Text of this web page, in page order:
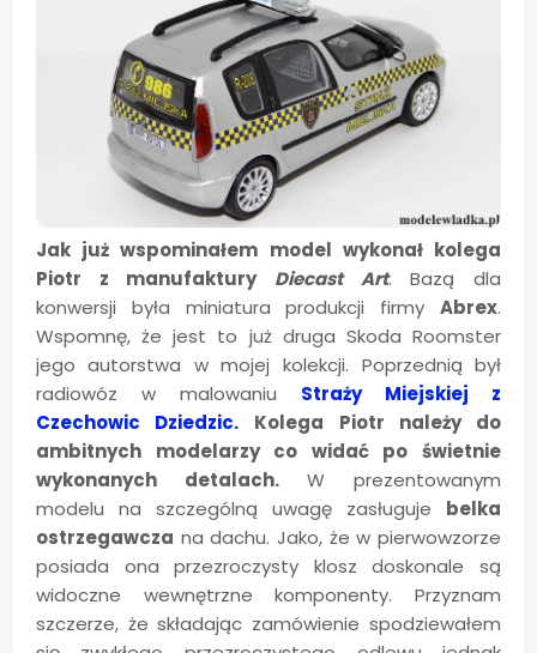
Jak już wspominałem model wykonał kolega
Piotr z manufaktury Diecast Art. Bazą dla
konwersji była miniatura produkcji firmyAbrex.
Wspomnę, że jest to już druga Skoda Roomster
jego autorstwa w mojej kolekcji. Poprzednią był
radiowóz w malowaniu Straży Miejskiej z
Czechowic Dziedzic.
Kolega Piotr należy do
ambitnych modelarzy co widać po świetnie
wykonanych detalach.W prezentowanym
modelu na szczególną uwagę zasługuje belka
ostrzegawcza na dachu. Jako, że w pierwowzorze
posiada ona przezroczysty klosz doskonale są
widoczne wewnętrzne komponenty. Przyznam
szczerze, że składając zamówienie spodziewałem